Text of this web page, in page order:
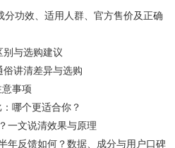
增加私处的敏感度，从而改善性生活。如果
性快感增强液的使用方法女性快感...
功效、适用人群、官方售价及正确
与选购建议
讲清差异与选购
事项
哪个更适合你？
一文说清效果与原理
年反馈如何？数据、成分与用户口碑